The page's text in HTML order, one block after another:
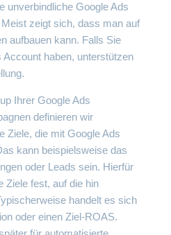
unverbindliche Google Ads
zeigt sich, dass man auf
aufbauen kann. Falls Sie
Account haben, unterstützen
Ihrer Google Ads
definieren wir
Ziele, die mit Google Ads
kann beispielsweise das
oder Leads sein. Hierfür
Ziele fest, auf die hin
handelt es sich
oder einen Ziel-ROAS.